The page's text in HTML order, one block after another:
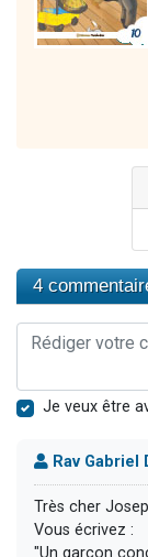
4
Je veux être
Rav Gabriel
Très cher
Vous écrivez :